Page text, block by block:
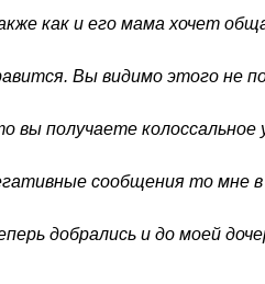
как и его мама хочет
Вы видимо этого не
вы получаете
сообщения то мне
добрались и до моей